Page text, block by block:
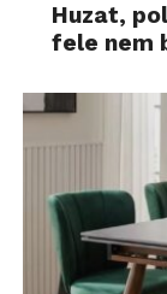
Huzat,
fele nem